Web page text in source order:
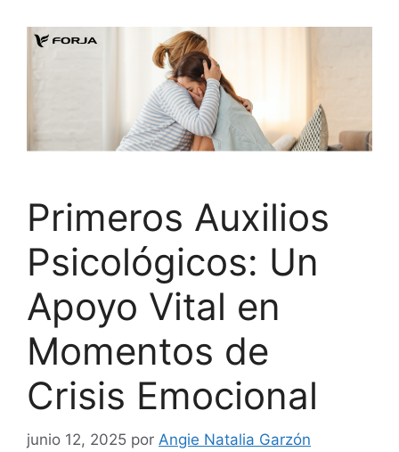
Primeros Auxilios
Psicológicos: Un
Apoyo Vital en
Momentos de
Crisis Emocional
junio 12, 2025 por Angie Natalia Garzón